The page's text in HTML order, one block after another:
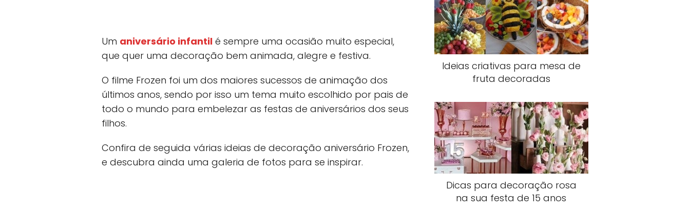
Um aniversário infantil é sempre uma ocasião muito especial,
que quer uma decoração bem animada, alegre e festiva.
O filme Frozen foi um dos maiores sucessos de animação dos
últimos anos, sendo por isso um tema muito escolhido por pais de
todo o mundo para embelezar as festas de aniversários dos seus
filhos.
Confira de seguida várias ideias de decoração aniversário Frozen,
e descubra ainda uma galeria de fotos para se inspirar.
Ideias criativas para mesa de
fruta decoradas
Dicas para decoração rosa
na sua festa de 15 anos